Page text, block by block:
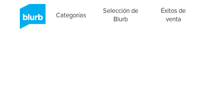
Categorías
Selección de
Blurb
Éxitos de
venta